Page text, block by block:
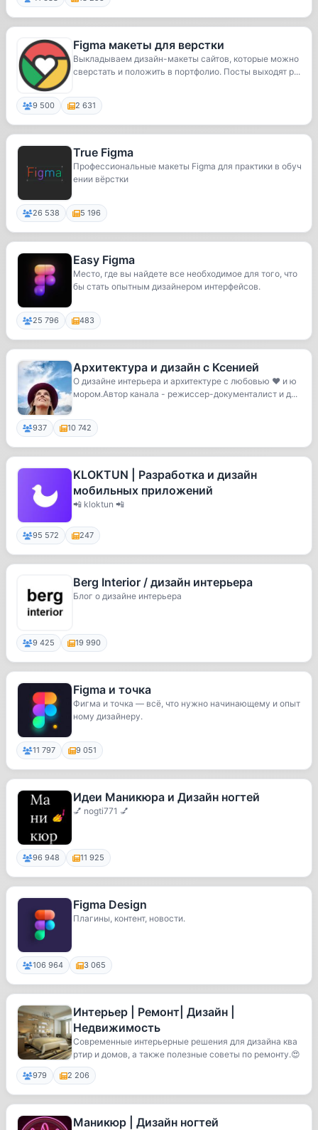
Figma макеты для верстки
Выкладываем дизайн-макеты сайтов, которые можно
сверстать и положить в портфолио. Посты выходят р...
9 500 2 631
True Figma
Профессиональные макеты Figma для практики в обуч
ении вёрстки
26 538 5 196
Easy Figma
Место, где вы найдете все необходимое для того, что
бы стать опытным дизайнером интерфейсов.
25 796 483
Архитектура и дизайн с Ксенией
О дизайне интерьера и архитектуре с любовью ❤️ и ю
мором.Автор канала - режиссер-документалист и д...
937 10 742
KLOKTUN | Разработка и дизайн
мобильных приложений
📲 kloktun 📲
95 572 247
Berg Interior / дизайн интерьера
Блог о дизайне интерьера
9 425 19 990
Figma и точка
Фигма и точка — всё, что нужно начинающему и опыт
ному дизайнеру.
11 797 9 051
Идеи Маникюра и Дизайн ногтей
💅 nogti771 💅
96 948 11 925
Figma Design
Плагины, контент, новости.
106 964 3 065
Интерьер | Ремонт| Дизайн |
Недвижимость
Современные интерьерные решения для дизайна ква
ртир и домов, а также полезные советы по ремонту.😍
979 2 206
Маникюр | Дизайн ногтей